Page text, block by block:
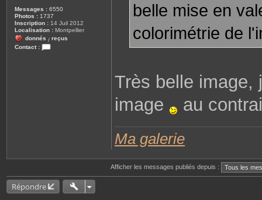
Messages : 6550
Photos : 1737
Inscription : 14 Juil 2012
Localisation : Montpellier
donnés / reçus
Contact :
belle mise en
colorimétrie de
Très belle image,
image
au
Ma galerie
Afficher les messages publiés depuis :
Répondre